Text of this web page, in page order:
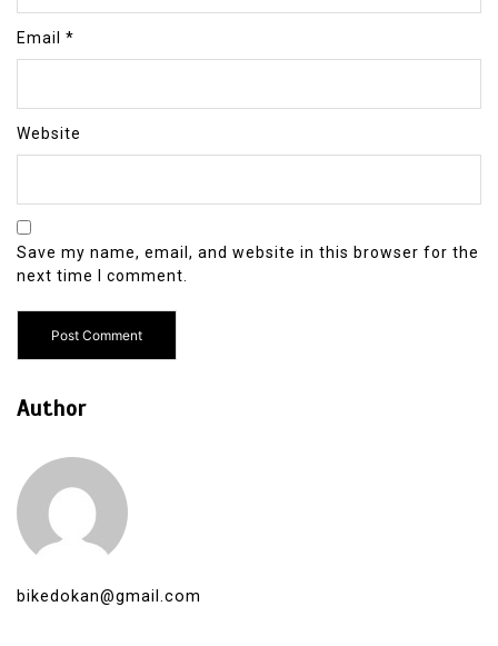
Email *
Website
Save my name, email, and website in this browser for the
next time I comment.
Author
bikedokan@gmail.com